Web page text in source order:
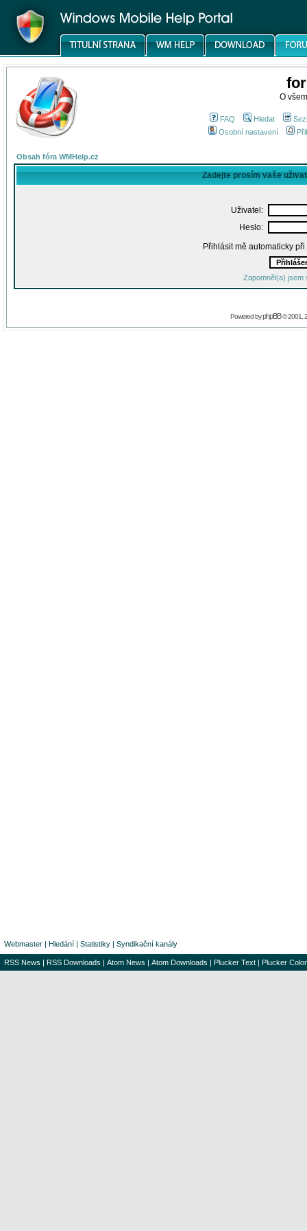
O
FAQ Hledat
Osobní nastavení
Obsah fóra WMHelp.cz
Zadejte prosím vaše
Uživatel:
Heslo:
Přihlásit mě automaticky
Zapomněl(a) jsem
Powered byphpBB© 2001,
Webmaster | Hledání | Statistiky | Syndikační kanály
RSS News | RSS Downloads | Atom News | Atom Downloads | Plucker Text | Plucker Color